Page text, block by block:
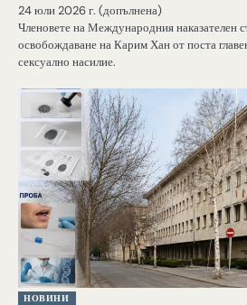
24 юли 2026 г. (допълнена)
Членовете на Международния наказателен
освобождаване на Карим Хан от поста
сексуално насилие.
НОВИНИ